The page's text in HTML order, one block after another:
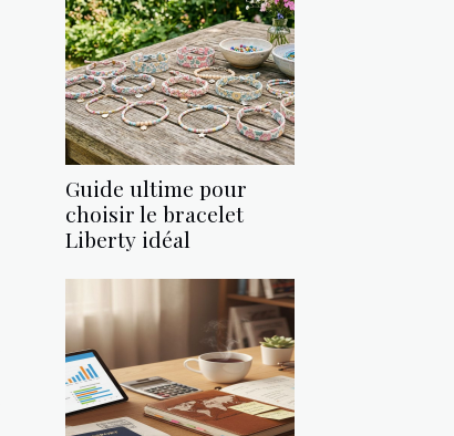
Guide ultime pour
choisir le bracelet
Liberty idéal